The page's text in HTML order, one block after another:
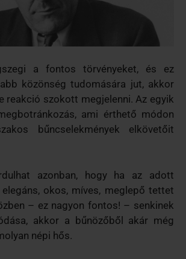
a fontos törvényeket, és ez
közönség tudomására jut, akkor
reakció szokott megjelenni. Az egyik
ami érthető módon
bűncselekmények elkövetőit
azonban, hogy ha az adott
okos, míves, meglepő tettet
– ez nagyon fontos! – senkinek
akkor a bűnözőből akár még
népi hős.